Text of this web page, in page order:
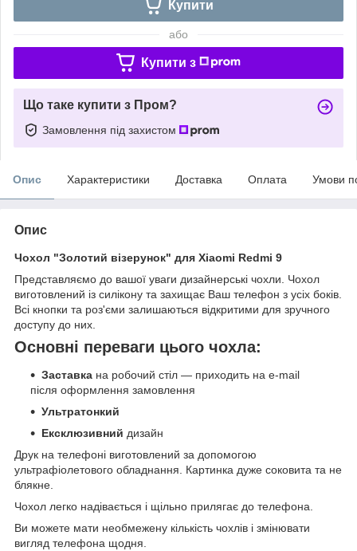
Купити
або
Купити з
Що таке купити з Пром?
Замовлення під захистом
Опис Характеристики Доставка Оплата Умови
Опис
Чохол "Золотий візерунок" для Xiaomi Redmi 9
Представляємо до вашої уваги дизайнерські чохли. Чохол
виготовлений із силікону та захищає Ваш телефон з усіх боків.
Всі кнопки та роз'єми залишаються відкритими для зручного
доступу до них.
Основні переваги цього чохла:
Заставка на робочий стіл — приходить на e-mail
після оформлення замовлення
Ультратонкий
Ексклюзивний дизайн
Друк на телефоні виготовлений за допомогою
ультрафіолетового обладнання. Картинка дуже соковита та не
блякне.
Чохол легко надівається і щільно прилягає до телефона.
Ви можете мати необмежену кількість чохлів і змінювати
вигляд телефона щодня.